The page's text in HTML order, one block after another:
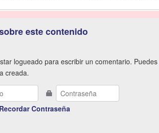
este contenido
logueado para escribir un comentario. Puedes
creada.
Recordar Contraseña